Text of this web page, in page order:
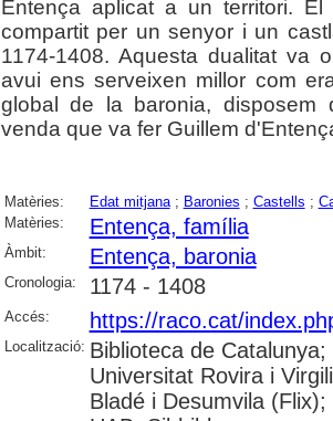
Entença aplicat a un territori.
compartit per un senyor i un
1174-1408. Aquesta dualitat va
avui ens serveixen millor com
global de la baronia, disposem
venda que va fer Guillem
Matèries: Edat mitjana; Baronies ; Castells ;
Matèries:
Entença, família
Àmbit: Entença, baronia
Cronologia: 1174 - 1408
Accés: https://raco.cat/
Localització: Biblioteca de
Universitat Rovira i
Bladé i Desumvila